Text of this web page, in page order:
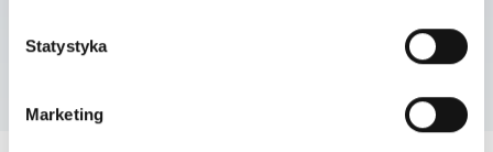
Statystyka
Marketingul. A. Mickiewicza 39 , 05-500 Piaseczno